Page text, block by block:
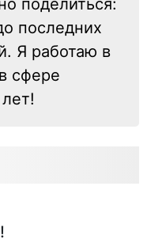
поделиться:
последних
Я работаю в
сфере